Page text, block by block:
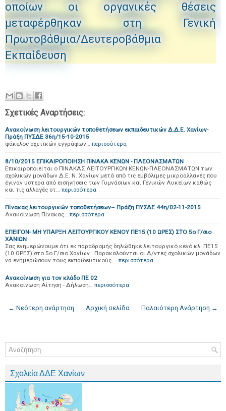
οποίων οι οργανικές θέσεις
μεταφέρθηκαν στη Γενική
Πρωτοβάθμια/Δευτεροβάθμια
Εκπαίδευση
Σχετικές Αναρτήσεις:
Ανακοίνωση λειτουργικών τοποθετήσεων εκπαιδευτικών Δ.Δ.Ε. Χανίων-
Πράξη ΠΥΣΔΕ 36η/15-10-2015
φάκελος σχετικών εγγράφων… περισσότερα
8/10/2015 ΕΠΙΚΑΙΡΟΠΟΙΗΣΗ ΠΙΝΑΚΑ ΚΕΝΩΝ - ΠΛΕΟΝΑΣΜΑΤΩΝ
Επικαιροποιείται ο ΠΙΝΑΚΑΣ ΛΕΙΤΟΥΡΓΙΚΩΝ ΚΕΝΩΝ-ΠΛΕΟΝΑΣΜΑΤΩΝ των
σχολικών μονάδων Δ.Ε. Ν. Χανίων μετά από τις εμβόλιμες μικροαλλαγές που
έγιναν ύστερα από εισηγήσεις των Γυμνάσιων και Γενικών Λυκείων καθώς
και τις αλλαγές στ… περισσότερα
Πίνακας λειτουργικών τοποθετήσεων– Πράξη ΠΥΣΔΕ 44η/02-11-2015
Ανακοίνωση Πίνακας… περισσότερα
ΕΠΕΙΓΟΝ- ΜΗ ΥΠΑΡΞΗ ΛΕΙΤΟΥΡΓΙΚΟΥ ΚΕΝΟΥ ΠΕ15 (10 ΩΡΕΣ) ΣΤΟ 5ο Γ/σιο
ΧΑΝΙΩΝ
Σας ενημερώνουμε ότι εκ παραδρομής δηλώθηκε λειτουργικό κενό κλ. ΠΕ15
(10 ΩΡΕΣ) στο 5ο Γ/σιο Χανίων . Παρακαλούνται οι Δ/ντες σχολικών μονάδων
να ενημερώσουν τους εκπαιδευτικούς.… περισσότερα
Ανακοίνωση για τον κλάδο ΠΕ 02
Ανακοίνωση Αίτηση - Δήλωση… περισσότερα
← Νεότερη ανάρτηση Παλαιότερη Ανάρτηση →
Αρχική σελίδα
Σχολεία ΔΔΕ Χανίων